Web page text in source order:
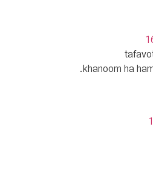
khanoom ha